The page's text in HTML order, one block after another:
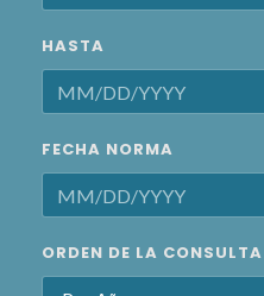
HASTA
FECHA NORMA
ORDEN DE LA CONSULTA